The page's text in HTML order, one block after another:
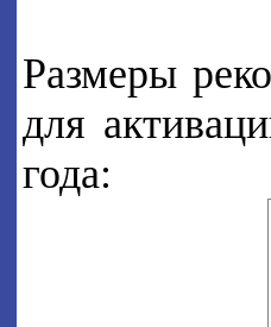
Размеры
для
года: